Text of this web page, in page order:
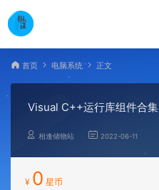
首页 电脑系统 正文
Visual C++运行库组件合集
相逢储物站 2022-06-11
¥ 0 星币